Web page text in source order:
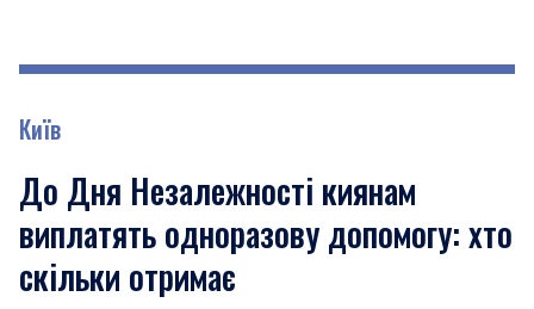
Київ
До Дня Незалежності киянам
виплатять одноразову допомогу: хто
скільки отримає